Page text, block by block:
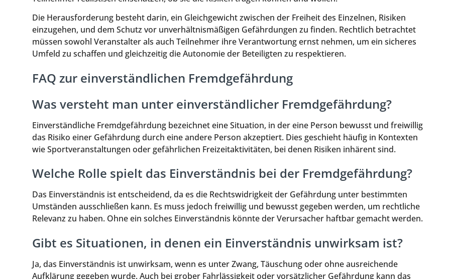
Die Herausforderung besteht darin, ein Gleichgewicht zwischen der Freiheit des Einzelnen, Risiken
einzugehen, und dem Schutz vor unverhältnismäßigen Gefährdungen zu finden. Rechtlich betrachtet
müssen sowohl Veranstalter als auch Teilnehmer ihre Verantwortung ernst nehmen, um ein sicheres
Umfeld zu schaffen und gleichzeitig die Autonomie der Beteiligten zu respektieren.
FAQ zur einverständlichen Fremdgefährdung
Was versteht man unter einverständlicher Fremdgefährdung?
Einverständliche Fremdgefährdung bezeichnet eine Situation, in der eine Person bewusst und freiwillig
das Risiko einer Gefährdung durch eine andere Person akzeptiert. Dies geschieht häufig in Kontexten
wie Sportveranstaltungen oder gefährlichen Freizeitaktivitäten, bei denen Risiken inhärent sind.
Welche Rolle spielt das Einverständnis bei der Fremdgefährdung?
Das Einverständnis ist entscheidend, da es die Rechtswidrigkeit der Gefährdung unter bestimmten
Umständen ausschließen kann. Es muss jedoch freiwillig und bewusst gegeben werden, um rechtliche
Relevanz zu haben. Ohne ein solches Einverständnis könnte der Verursacher haftbar gemacht werden.
Gibt es Situationen, in denen ein Einverständnis unwirksam ist?
Ja, das Einverständnis ist unwirksam, wenn es unter Zwang, Täuschung oder ohne ausreichende
Aufklärung gegeben wurde. Auch bei grober Fahrlässigkeit oder vorsätzlicher Gefährdung kann das